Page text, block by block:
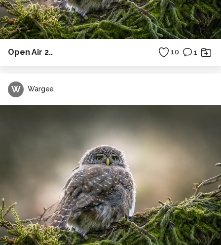
Open Air 2.. 10 1
W Wargee